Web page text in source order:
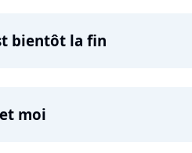
bientôt la fin
moi